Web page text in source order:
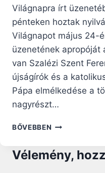
Világnapra írt
pénteken hoztak
Világnapot május 24-
üzenetének apropóját
van Szalézi Szent
újságírók és a
Pápa elmélkedése a
nagyrészt…
BŐVEBBEN AZ
Vélemény,